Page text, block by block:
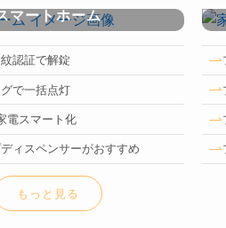
マートホーム
smart-home
認証で解錠
で一括点灯
電スマート化
ィスペンサーがおすすめ
もっと見る